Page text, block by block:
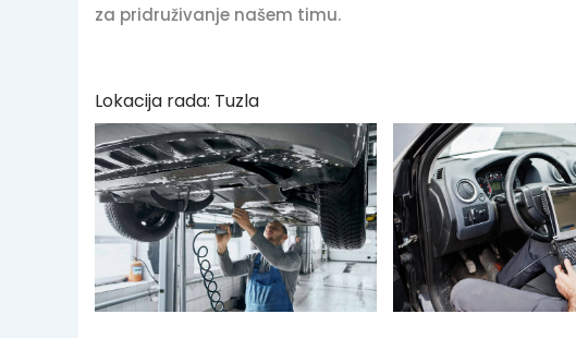
za pridruživanje našem timu.
Lokacija rada: Tuzla